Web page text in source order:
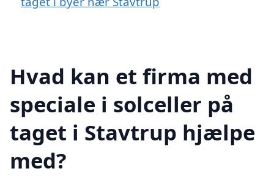
Hvad kan et firma med
speciale i solceller på
taget i Stavtrup hjælpe
med?